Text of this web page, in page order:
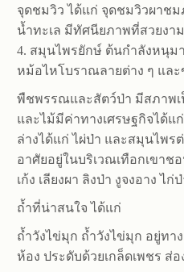
จุดชมวิว ได้แก่ จุดชมวิวผาชม
น้ำทะเล มีทัศนียภาพที่สวยงา
4. สมุนไพรยักษ์ ต้นกำลังหนุม
หม้อไหโบราณลายต่าง ๆ แล
พืชพรรณและสัตว์ป่า มีสภาพ
และไม้มีค่าทางเศรษฐกิจได้แ
ล่างได้แก่ ไผ่ป่า และสมุนไพ
อาศัยอยู่ในบริเวณเทือกเขา
เก้ง เลียงผา ลิงป่า งูจงอาง ไก่
ถ้ำที่น่าสนใจ ได้แก่
ถ้ำวังไข่มุก ถ้ำวังไข่มุก อยู่ท
ห้อง ประดับด้วยเกล็ดเพชร ส่